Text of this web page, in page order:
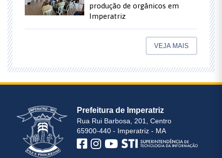
produção de orgânicos em
Imperatriz
VEJA MAIS
Prefeitura de Imperatriz
Rua Rui Barbosa, 201, Centro
65900-440 - Imperatriz - MA